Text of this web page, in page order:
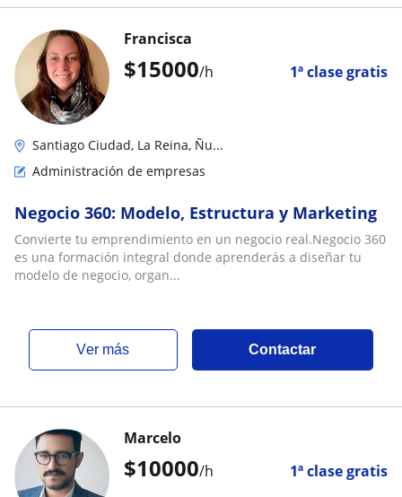
$15000/h 1ª clase gratis
Francisca
Santiago Ciudad, La Reina, Ñu...
Administración de empresas
Negocio 360: Modelo, Estructura y Marketing
Convierte tu emprendimiento en un negocio real.Negocio 360
es una formación integral donde aprenderás a diseñar tu
modelo de negocio, organ...
ver más Contactar
$10000/h 1ª clase gratis
Marcelo